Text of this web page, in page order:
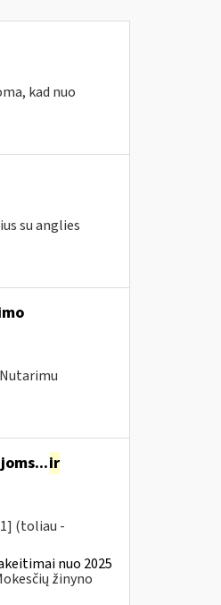
kad nuo
su anglies
ir
(toliau -
nuo 2025
žinyno